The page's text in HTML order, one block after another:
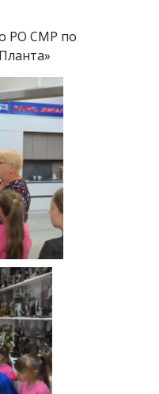
РО СМР по